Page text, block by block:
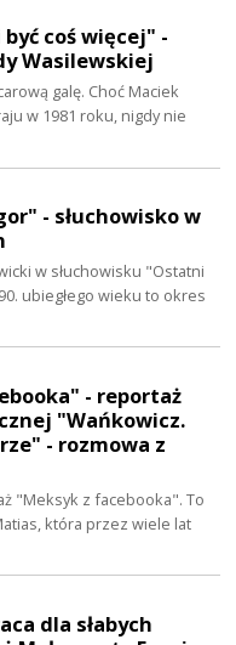
coś więcej" -
Wasilewskiej
galę. Choć Maciek
w 1981 roku, nigdy nie
- słuchowisko w
w słuchowisku "Ostatni
ubiegłego wieku to okres
- reportaż
"Wańkowicz.
- rozmowa z
"Meksyk z facebooka". To
która przez wiele lat
dla słabych